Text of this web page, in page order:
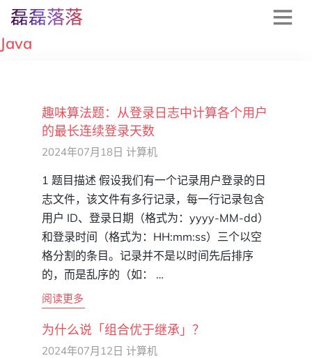
磊磊落落
Java
趣味算法题：从登录日志中计算各个用户
的最长连续登录天数
2024年07月18日 计算机
1 题目描述 假设我们有一个记录用户登录的日
志文件，该文件有多行记录，每一行记录包含
用户 ID、登录日期（格式为：yyyy-MM-dd）
和登录时间（格式为：HH:mm:ss）三个以空
格分割的条目。记录并不是以时间先后排序
的，而是乱序的（如： …
阅读更多
为什么说「组合优于继承」？
2024年07月12日 计算机